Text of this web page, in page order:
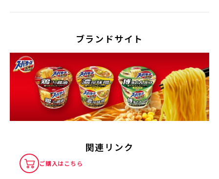
ブランドサイト
関連リンク
ご購入はこちら